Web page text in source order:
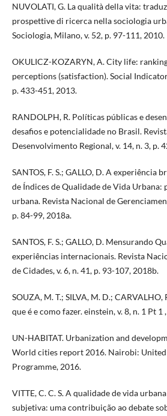
NUVOLATI, G. La qualità della vita:
prospettive di ricerca nella sociologia
Sociologia, Milano, v. 52, p. 97-111, 2010.
OKULICZ-KOZARYN, A. City life:
perceptions (satisfaction). Social
p. 433-451, 2013.
RANDOLPH, R. Políticas públicas e
desafios e potencialidade no Brasil.
Desenvolvimento Regional, v. 14, n. 3, p.
SANTOS, F. S.; GALLO, D. A experiência
de Índices de Qualidade de Vida Urbana:
urbana. Revista Nacional de
p. 84-99, 2018a.
SANTOS, F. S.; GALLO, D. Mensurando
experiências internacionais. Revista
de Cidades, v. 6, n. 41, p. 93-107, 2018b.
SOUZA, M. T.; SILVA, M. D.;
que é e como fazer. einstein, v. 8, n. 1 Pt 1
UN-HABITAT. Urbanization and
World cities report 2016. Nairobi:
Programme, 2016.
VITTE, C. C. S. A qualidade de vida
subjetiva: uma contribuição ao debate